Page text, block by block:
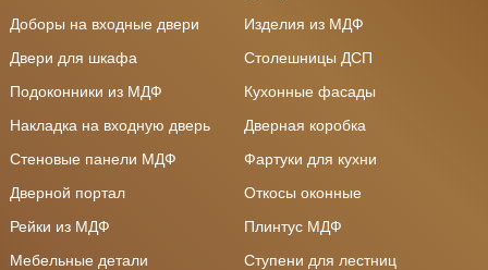
Доборы на входные двери
Изделия из МДФ
Двери для шкафа
Столешницы ДСП
Подоконники из МДФ
Кухонные фасады
Накладка на входную дверь
Дверная коробка
Стеновые панели МДФ
Фартуки для кухни
Дверной портал
Откосы оконные
Рейки из МДФ
Плинтус МДФ
Мебельные детали
Ступени для лестниц